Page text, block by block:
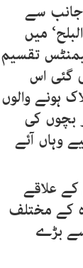
جانب سے
میں
تقسیم
گئی اس
ہونے والوں
بچوں کی
وہاں آئے
علاقے
کے مختلف
بڑے